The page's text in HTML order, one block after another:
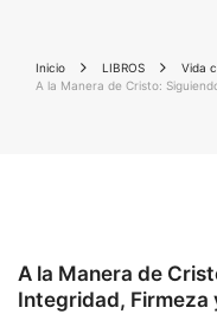
Inicio LIBROS
Vida
A la Manera de Cristo:
final
A la Manera de
Integridad, Firmeza